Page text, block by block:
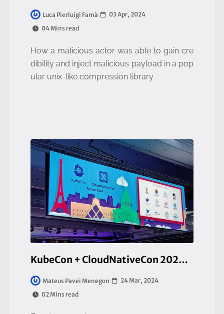
Luca Pierluigi Famà
03 Apr, 2024
04 Mins read
How a malicious actor was able to gain cre
dibility and inject malicious payload in a pop
ular unix-like compression library
KubeCon + CloudNativeCon 2024 Day One
Mateus Pavei Menegon
24 Mar, 2024
02 Mins read